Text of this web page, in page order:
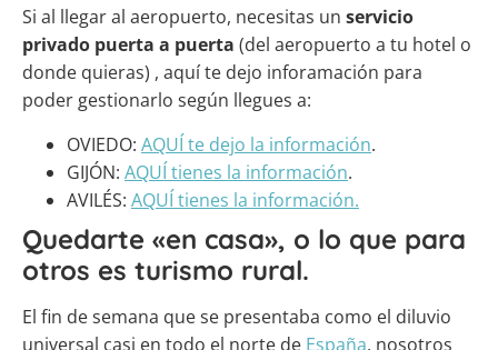
Si al llegar al aeropuerto, necesitas un servicio
privado puerta a puerta (del aeropuerto a tu hotel o
donde quieras) , aquí te dejo inforamación para
poder gestionarlo según llegues a:
OVIEDO: AQUÍ te dejo la información.
GIJÓN: AQUÍ tienes la información.
AVILÉS: AQUÍ tienes la información.
Quedarte «en casa», o lo que para
otros es turismo rural.
El fin de semana que se presentaba como el diluvio
universal casi en todo el norte de España, nosotros